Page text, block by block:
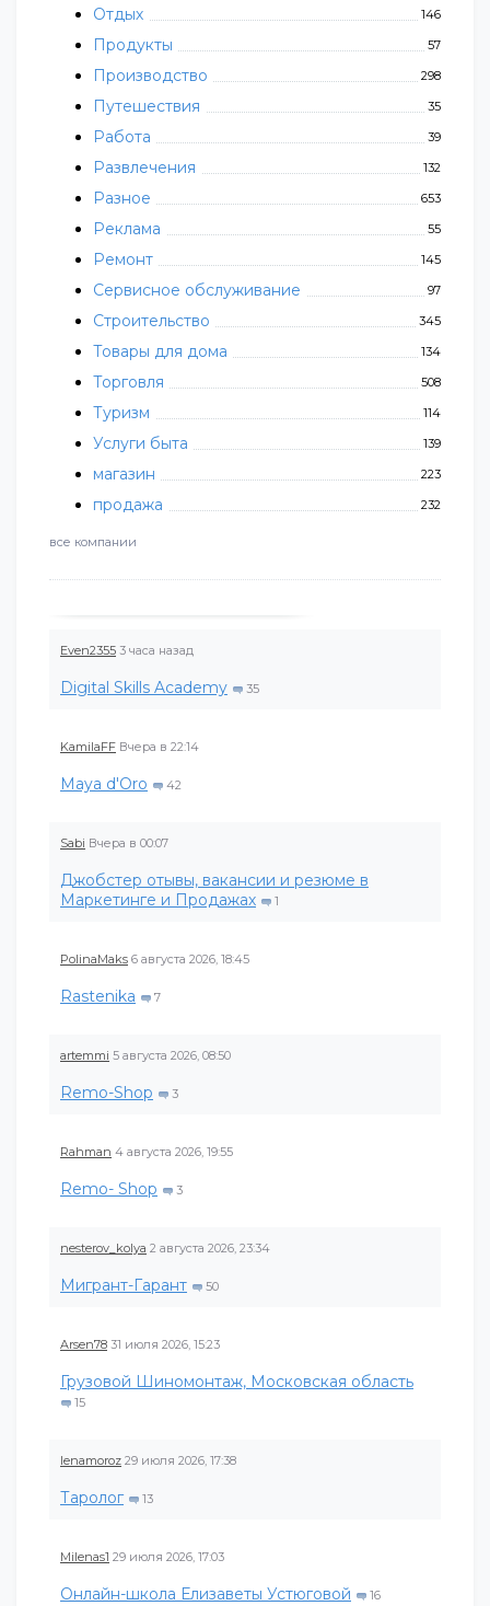
Отдых 146
Продукты 57
Производство 298
Путешествия 35
Работа 39
Развлечения 132
Разное 653
Реклама 55
Ремонт 145
Сервисное обслуживание 97
Строительство 345
Товары для дома 134
Торговля 508
Туризм 114
Услуги быта 139
магазин 223
продажа 232
все компании
Even2355 3 часа назад
Digital Skills Academy 35
KamilaFF Вчера в 22:14
Maya d'Oro 42
Sabi Вчера в 00:07
Джобстер отывы, вакансии и резюме в
Маркетинге и Продажах
1
PolinaMaks 6 августа 2026, 18:45
Rastenika 7
artemmi 5 августа 2026, 08:50
Remo-Shop 3
Rahman 4 августа 2026, 19:55
Remo- Shop 3
nesterov_kolya 2 августа 2026, 23:34
Мигрант-Гарант 50
Arsen78 31 июля 2026, 15:23
Грузовой Шиномонтаж, Московская область
15
lenamoroz 29 июля 2026, 17:38
Таролог 13
Milenas1 29 июля 2026, 17:03
Онлайн-школа Елизаветы Устюговой 16